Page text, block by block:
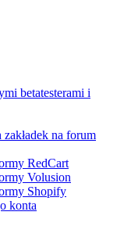
betatesterami i
na forum
RedCart
Volusion
Shopify
konta